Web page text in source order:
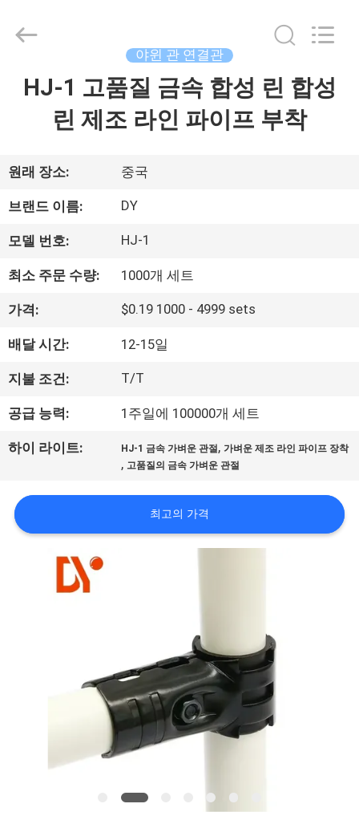
품
회
사
공
장
견
품
Industrial
야윈 관 연결관
HJ-1 고품질 금속 합성 린 합성
린 제조 라인 파이프 부착
원래 장소: 중국
브랜드 이름: DY
모델 번호: HJ-1
최소 주문 수량: 1000개 세트
가격: $0.19 1000 - 4999 sets
배달 시간: 12-15일
지불 조건: T/T
공급 능력: 1주일에 100000개 세트
하이 라이트: HJ-1 금속 가벼운 관절,가벼운 제조 라인 파이프 장착
, 고품질의 금속 가벼운 관절
최고의 가격